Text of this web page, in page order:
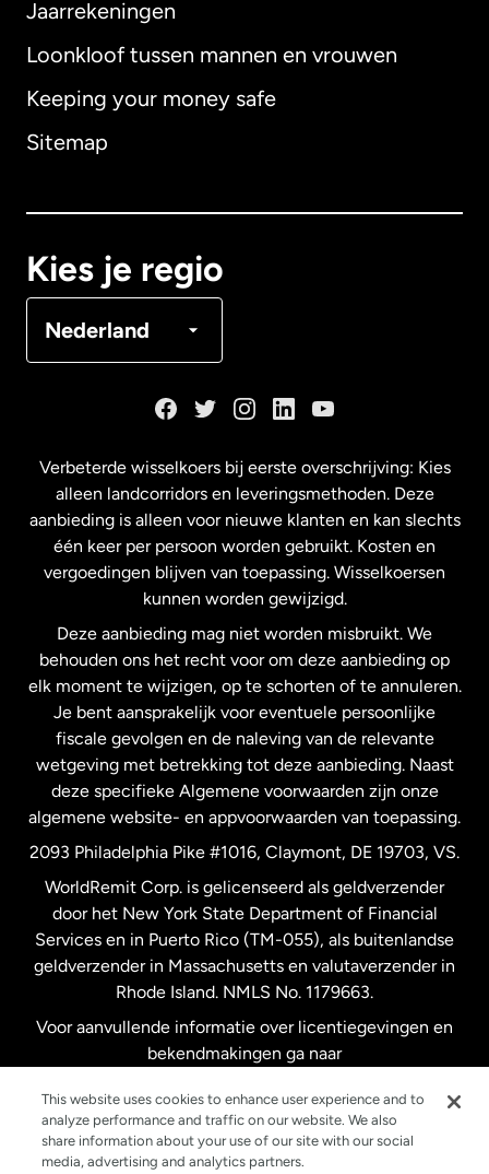
Jaarrekeningen
Loonkloof tussen mannen en vrouwen
Keeping your money safe
Sitemap
Kies je regio
Nederland
Australië
Maleisië
Nederland
Nieuw-Zeeland
Spanje
Verenigd Koninkrijk
Verenigde Staten English
Verenigde Staten Español
Zweden
Verbeterde wisselkoers bij eerste overschrijving: Kies
alleen landcorridors en leveringsmethoden. Deze
aanbieding is alleen voor nieuwe klanten en kan slechts
één keer per persoon worden gebruikt. Kosten en
vergoedingen blijven van toepassing. Wisselkoersen
kunnen worden gewijzigd.
Deze aanbieding mag niet worden misbruikt. We
behouden ons het recht voor om deze aanbieding op
elk moment te wijzigen, op te schorten of te annuleren.
Je bent aansprakelijk voor eventuele persoonlijke
fiscale gevolgen en de naleving van de relevante
wetgeving met betrekking tot deze aanbieding. Naast
deze specifieke Algemene voorwaarden zijn onze
algemene website- en appvoorwaarden van toepassing.
2093 Philadelphia Pike #1016, Claymont, DE 19703, VS.
WorldRemit Corp. is gelicenseerd als geldverzender
door het New York State Department of Financial
Services en in Puerto Rico (TM-055), als buitenlandse
geldverzender in Massachusetts en valutaverzender in
Rhode Island. NMLS No. 1179663.
Voor aanvullende informatie over licentiegevingen en
bekendmakingen ga naar
This website uses cookies to enhance user experience and to
analyze performance and traffic on our website. We also
share information about your use of our site with our social
media, advertising and analytics partners.